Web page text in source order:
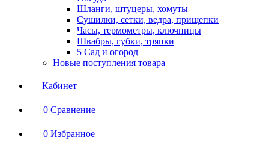
Шланги, штуцеры, хомуты
Сушилки, сетки, ведра, прищепки
Часы, термометры, ключницы
Швабры, губки, тряпки
5 Сад и огород
Новые поступления товара
Кабинет
0 Сравнение
0 Избранное